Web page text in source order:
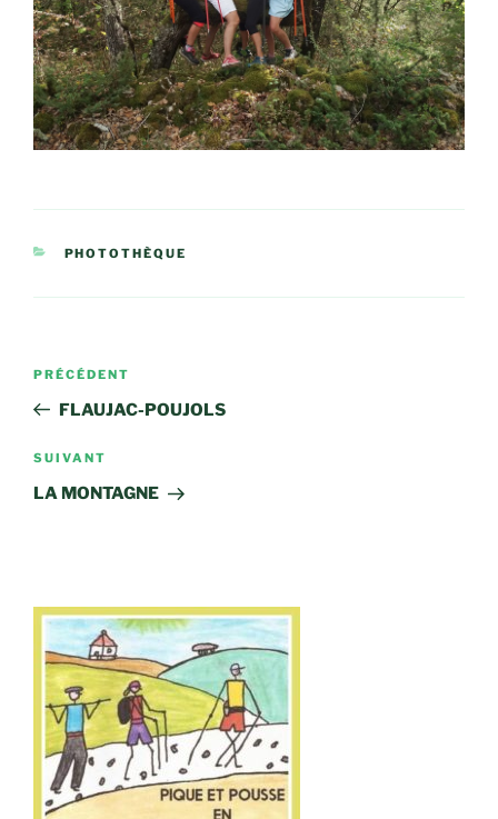
CATÉGORIES
PHOTOTHÈQUE
Navigation
l’article
Article
précédent
PRÉCÉDENT
FLAUJAC-POUJOLS
Article
suivant
SUIVANT
LA MONTAGNE